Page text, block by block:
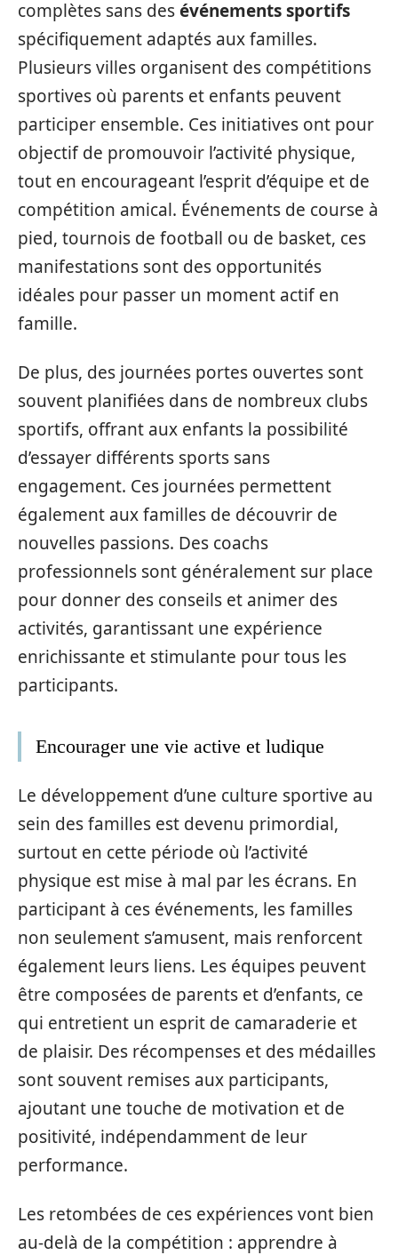
complètes sans desévénements sportifs
spécifiquement adaptés aux familles.
Plusieurs villes organisent des compétitions
sportives où parents et enfants peuvent
participer ensemble. Ces initiatives ont pour
objectif de promouvoir l’activité physique,
tout en encourageant l’esprit d’équipe et de
compétition amical. Événements de course à
pied, tournois de football ou de basket, ces
manifestations sont des opportunités
idéales pour passer un moment actif en
famille.
De plus, des journées portes ouvertes sont
souvent planifiées dans de nombreux clubs
sportifs, offrant aux enfants la possibilité
d’essayer différents sports sans
engagement. Ces journées permettent
également aux familles de découvrir de
nouvelles passions. Des coachs
professionnels sont généralement sur place
pour donner des conseils et animer des
activités, garantissant une expérience
enrichissante et stimulante pour tous les
participants.
Encourager une vie active et ludique
Le développement d’une culture sportive au
sein des familles est devenu primordial,
surtout en cette période où l’activité
physique est mise à mal par les écrans. En
participant à ces événements, les familles
non seulement s’amusent, mais renforcent
également leurs liens. Les équipes peuvent
être composées de parents et d’enfants, ce
qui entretient un esprit de camaraderie et
de plaisir. Des récompenses et des médailles
sont souvent remises aux participants,
ajoutant une touche de motivation et de
positivité, indépendamment de leur
performance.
Les retombées de ces expériences vont bien
au-delà de la compétition : apprendre à